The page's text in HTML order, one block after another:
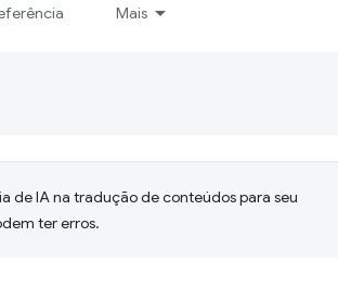
Mais
de IA na tradução de conteúdos para seu
ter erros.